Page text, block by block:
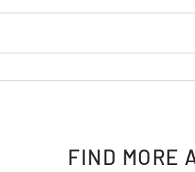
KUGURU展/
FIND MORE